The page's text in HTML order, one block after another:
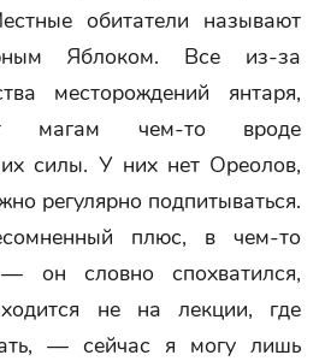
обитатели называют
Яблоком. Все из-за
месторождений янтаря,
магам чем-то вроде
силы. У них нет Ореолов,
регулярно подпитываться.
плюс, в чем-то
он словно спохватился,
не на лекции, где
— сейчас я могу лишь